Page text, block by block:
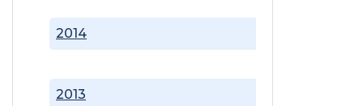
2013
2014